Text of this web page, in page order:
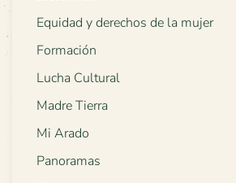
Equidad y derechos de la mujer
Formación
Lucha Cultural
Madre Tierra
Mi Arado
Panoramas